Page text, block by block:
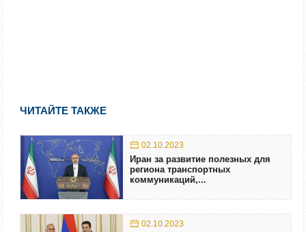
ЧИТАЙТЕ ТАКЖЕ
02.10.2023
Иран за развитие полезных для
региона транспортных
коммуникаций,...
02.10.2023